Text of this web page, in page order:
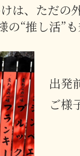
は、ただの
の“推し活”
出発
ご様